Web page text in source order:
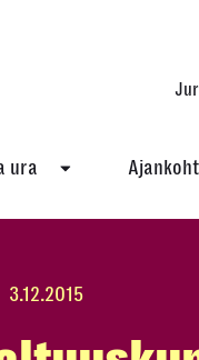
ura
3.12.2015